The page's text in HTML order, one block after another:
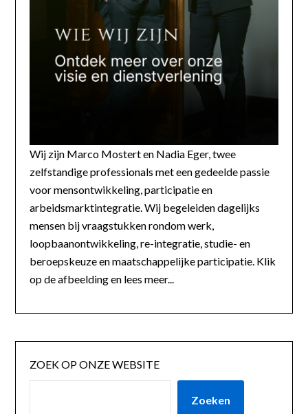
Wij zijn Marco Mostert en Nadia Eger, twee
zelfstandige professionals met een gedeelde passie
voor mensontwikkeling, participatie en
arbeidsmarktintegratie. Wij begeleiden dagelijks
mensen bij vraagstukken rondom werk,
loopbaanontwikkeling, re-integratie, studie- en
beroepskeuze en maatschappelijke participatie. Klik
op de afbeelding en lees meer...
ZOEK OP ONZE WEBSITE
Zoeken